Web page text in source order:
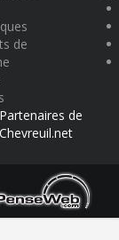
de
Partenaires de
Chevreuil.net